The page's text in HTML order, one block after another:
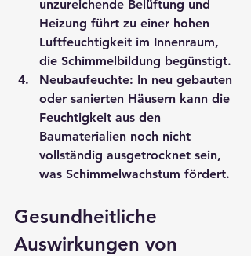
unzureichende Belüftung und
Heizung führt zu einer hohen
Luftfeuchtigkeit im Innenraum,
die Schimmelbildung begünstigt.
Neubaufeuchte: In neu gebauten
oder sanierten Häusern kann die
Feuchtigkeit aus den
Baumaterialien noch nicht
vollständig ausgetrocknet sein,
was Schimmelwachstum fördert.
Gesundheitliche
Auswirkungen von